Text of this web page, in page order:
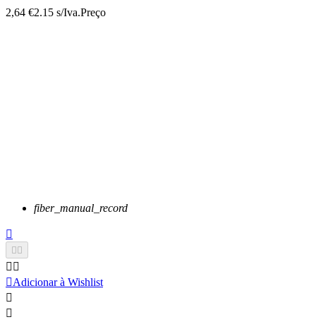
2,64 €2.15 s/Iva.Preço
fiber_manual_record

 
 
Adicionar à Wishlist

